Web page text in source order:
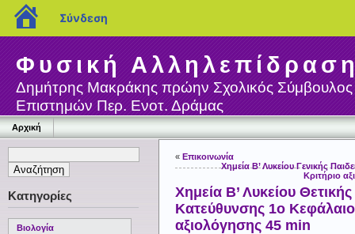
Φυσική
Δημήτρης Μακράκης πρώην Σχολικός
Επιστημών Περ. Ενοτ. Δράμας
Αρχική
Κατηγορίες
Βιολογία
« Επικοινωνία
Χημεία Β’ Λυκείου Γενικής
Κριτήριο
Χημεία Β’ Λυκείου Θετικής
Κατεύθυνσης 1o Κεφάλαιο
αξιολόγησης 45 min
blogs.sch.gr
Σύνδεση